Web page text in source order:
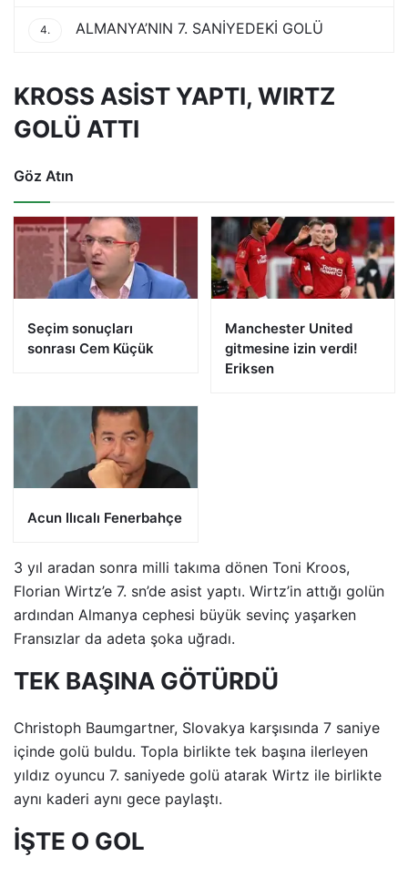
4. ALMANYA’NIN 7. SANİYEDEKİ GOLÜ
KROSS ASİST YAPTI, WIRTZ
GOLÜ ATTI
Göz Atın
Seçim sonuçları
sonrası Cem Küçük
Manchester United
gitmesine izin verdi!
Eriksen
Acun Ilıcalı Fenerbahçe
3 yıl aradan sonra milli takıma dönen Toni Kroos,
Florian Wirtz’e 7. sn’de asist yaptı. Wirtz’in attığı golün
ardından Almanya cephesi büyük sevinç yaşarken
Fransızlar da adeta şoka uğradı.
TEK BAŞINA GÖTÜRDÜ
Christoph Baumgartner, Slovakya karşısında 7 saniye
içinde golü buldu. Topla birlikte tek başına ilerleyen
yıldız oyuncu 7. saniyede golü atarak Wirtz ile birlikte
aynı kaderi aynı gece paylaştı.
İŞTE O GOL